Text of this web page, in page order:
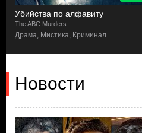
Убийства по алфавиту
The ABC Murders
Драма, Мистика, Криминал
Новости